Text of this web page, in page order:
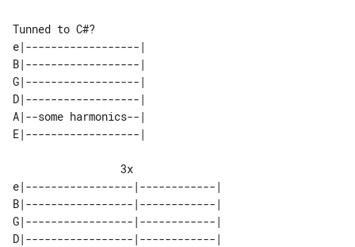
e|------------------|
B|------------------|
G|------------------|
D|------------------|
A|--some harmonics--|
e|-----------------|------------|
B|-----------------|------------|
G|-----------------|------------|
D|-----------------|------------|